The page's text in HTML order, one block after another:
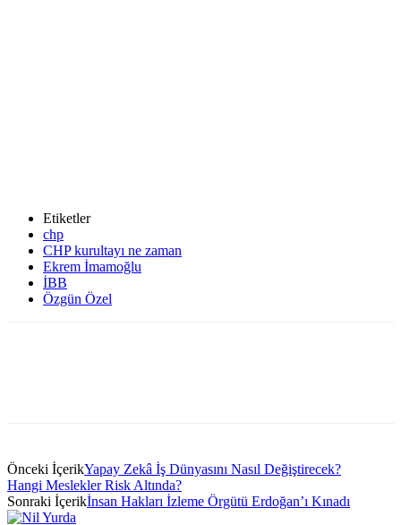
Etiketler
chp
CHP kurultayı ne zaman
Ekrem İmamoğlu
İBB
Özgün Özel
Önceki İçerikYapay Zekâ İş Dünyasını Nasıl Değiştirecek?
Hangi Meslekler Risk Altında?
Sonraki İçerikİnsan Hakları İzleme Örgütü Erdoğan’ı Kınadı